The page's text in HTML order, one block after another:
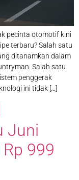
pecinta otomotif kini
terbaru? Salah satu
ditanamkan dalam
Salah satu
penggerak
ini tidak […]
Juni
999